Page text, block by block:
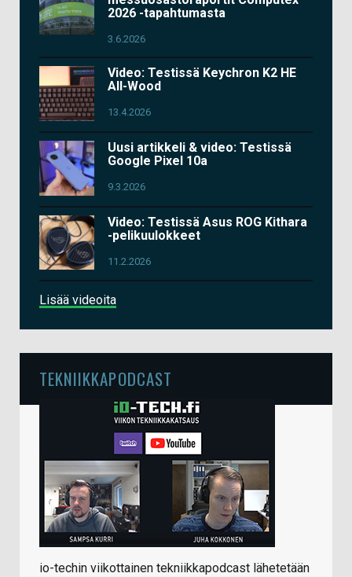
2026 -tapahtumasta
3.6.2026
Video: Testissä Keychron K2 HE
All-Wood
13.4.2026
Uusi artikkeli & video: Testissä
Google Pixel 10a
9.3.2026
Video: Testissä Asus ROG Kithara
-pelikuulokkeet
11.2.2026
Lisää videoita
TEKNIIKKAPODCAST
io-techin viikottainen tekniikkapodcast lähetetään